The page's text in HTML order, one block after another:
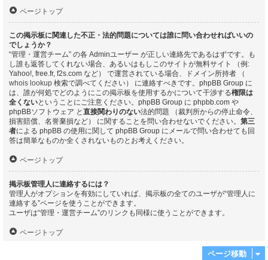
ページトップ
この掲示板に関連した不正・法的問題については誰に問い合わせればいいの
でしょうか？
“管理・運営チーム” の各 Adminユーザー が正しい連絡先であるはずです。も
し誰も返答してくれない場合、あるいはもしこのサイトが無料サイト （例:
Yahoo!, free.fr, f2s.com など） で運営されている場合、ドメイン所持者 （
whois lookup 検索で調べてください） に連絡すべきです。phpBB Group に
は、誰が何処でどのようにこの掲示板を使用するかについて干渉する権限は
全くないということにご注意ください。phpBB Group に phpbb.com や
phpBBソフトウェア と 直接関わりのない法的問題 （裁判所からの停止命令、
損害賠償、名誉棄損など） に関することを問い合わせないでください。 第三
者による phpBB の使用に関して phpBB Group にメールで問い合わせても回
答は簡単なものか全くされないものとお考えください。
ページトップ
掲示板管理人に連絡するには？
管理人がオプションを有効にしていれば、掲示板の全てのユーザが“管理人に
連絡する”ページを使うことができます。
ユーザは“管理・運営チーム”のリンクも同様に使うことができます。
ページトップ
ページ移動